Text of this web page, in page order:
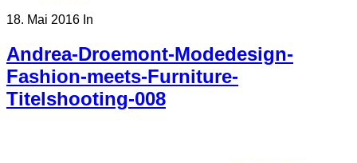
18. Mai 2016 In
Andrea-Droemont-Modedesign-
Fashion-meets-Furniture-
Titelshooting-008